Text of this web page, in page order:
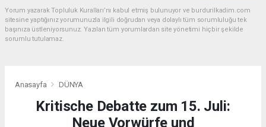
Yorum yazarak Topluluk Kuralları’nı kabul etmiş bulunuyor ve burdurilkadim.com
sitesine yaptığınız yorumunuzla ilgili doğrudan veya dolaylı tüm sorumluluğu tek
başınıza üstleniyorsunuz. Yazılan tüm yorumlardan site yönetimi hiçbir şekilde
sorumlu tutulamaz.
Anasayfa DÜNYA
Kritische Debatte zum 15. Juli:
Neue Vorwürfe und